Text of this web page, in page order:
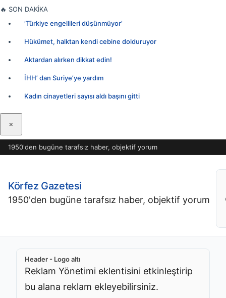
İçeriğe
🔥 SON DAKİKA
‘Türkiye engellileri düşünmüyor’
Hükümet, halktan kendi cebine dolduruyor
Aktardan alırken dikkat edin!
İHH’ dan Suriye’ye yardım
Kadın cinayetleri sayısı aldı başını gitti
×
1950'den bugüne tarafsız haber, objektif yorum
Körfez Gazetesi
1950'den bugüne tarafsız haber, objektif yorum
Header - Logo altı
Reklam Yönetimi eklentisini etkinleştirip
bu alana reklam ekleyebilirsiniz.